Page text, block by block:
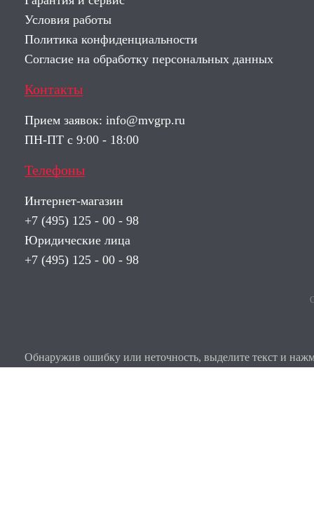
Условия работы
Политика конфиденциальности
Согласие на обработку персональных данных
Контакты
Прием заявок: info@mvgrp.ru
ПН-ПТ с 9:00 - 18:00
Телефоны
Интернет-магазин
+7 (495) 125 - 00 - 98
Юридические лица
+7 (495) 125 - 00 - 98
Обнаружив ошибку или неточность, выделите текст и